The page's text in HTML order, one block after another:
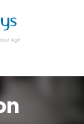
Accompagnement
autour des
dys ou acquis